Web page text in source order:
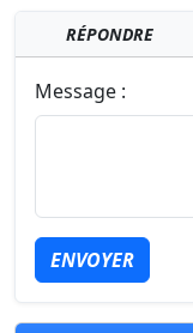
RÉPONDRE
Message :
ENVOYER